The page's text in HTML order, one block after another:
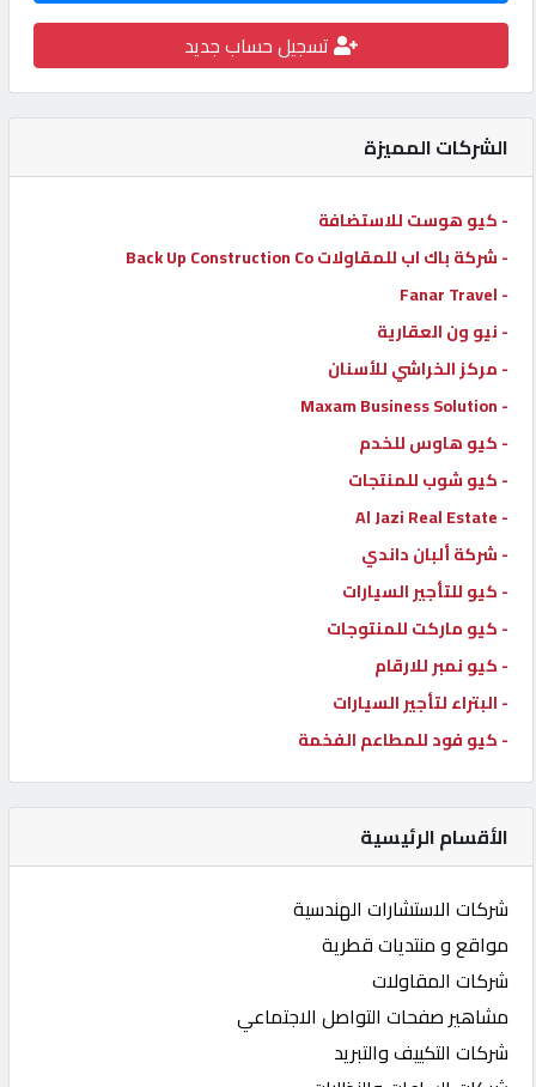
كارز
كيو
ماركت
الدليل
القطري
POWERED
تسجيل حساب جديد
الشركات المميزة
- كيو هوست للاستضافة
- شركة باك اب للمقاولات Back Up Construction Co
- Fanar Travel
- نيو ون العقارية
- مركز الخراشي للأسنان
- Maxam Business Solution
- كيو هاوس للخدم
- كيو شوب للمنتجات
- Al Jazi Real Estate
- شركة ألبان داندي
- كيو للتأجير السيارات
- كيو ماركت للمنتوجات
- كيو نمبر للارقام
- البتراء لتأجير السيارات
- كيو فود للمطاعم الفخمة
الأقسام الرئيسية
شركات الاستشارات الهندسية
مواقع و منتديات قطرية
شركات المقاولات
مشاهير صفحات التواصل الاجتماعي
شركات التكييف والتبريد